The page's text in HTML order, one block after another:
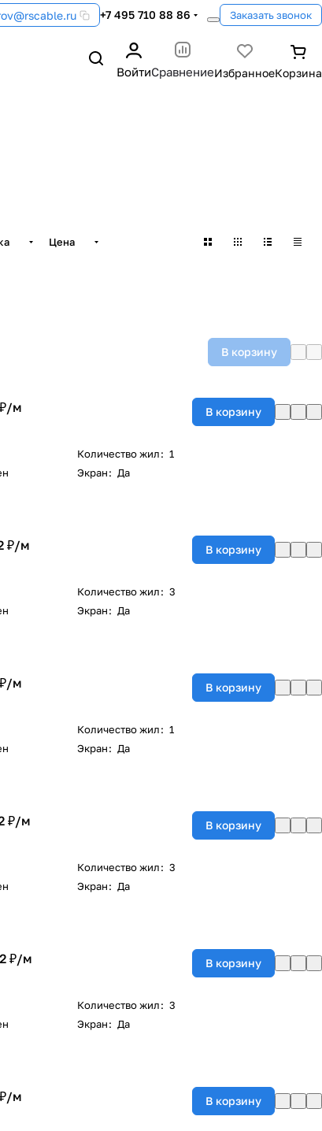
+7 495 710 88 86 Заказать звонок
ВойтиСравнение
Цена
В корзину
м В корзину
Количество жил: 1
Экран: Да
₽/м В корзину
Количество жил: 3
Экран: Да
м В корзину
Количество жил: 1
Экран: Да
₽/м В корзину
Количество жил: 3
Экран: Да
₽/м В корзину
Количество жил: 3
Экран: Да
м В корзину